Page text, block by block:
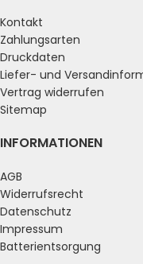
Kontakt
Zahlungsarten
Druckdaten
Liefer- und
Vertrag widerrufen
Sitemap
INFORMATIONEN
AGB
Widerrufsrecht
Datenschutz
Impressum
Batterientsorgung